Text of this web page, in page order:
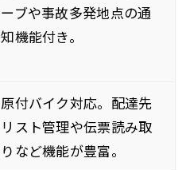
ーブや事故多発地点の通
知機能付き。
原付バイク対応。配達先
リスト管理や伝票読み取
りなど機能が豊富。